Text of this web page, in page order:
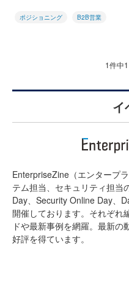
ポジショニング B2B営業
1件中
イ
EnterpriseZine（エンタープ
テム担当、セキュリティ担
Day、Security Online Day、
開催しております。それぞれ
ドや最新事例を網羅。最新の
好評を得ています。